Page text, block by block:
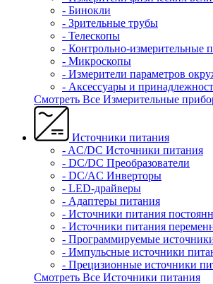
- Бинокли
- Зрительные трубы
- Телескопы
- Контрольно-измерительные
- Микроскопы
- Измерители параметров
- Аксессуары и
Смотреть Все Измерительные
Источники питания
- AC/DC Источники питания
- DC/DC Преобразователи
- DC/AC Инверторы
- LED-драйверы
- Адаптеры питания
- Источники питания
- Источники питания
- Программируемые
- Импульсные источники
- Прецизионные источники
Смотреть Все Источники питания